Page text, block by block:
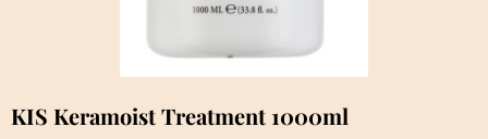
KIS Keramoist Treatment 1000ml